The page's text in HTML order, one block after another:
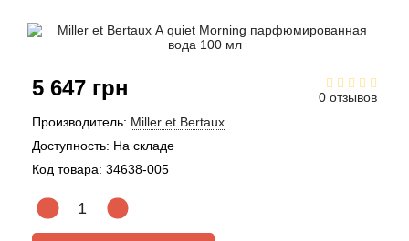
0 отзывов
5 647 грн
Производитель: Miller et Bertaux
Доступность: На складе
Код товара: 34638-005